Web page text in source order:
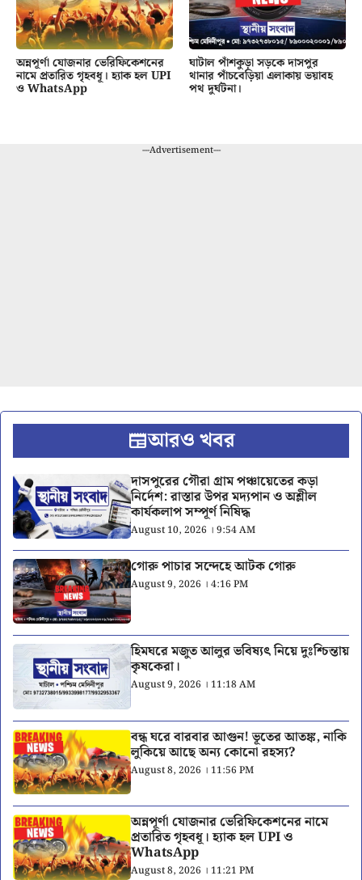
অন্নপূর্ণা যোজনার ভেরিফিকেশনের
নামে প্রতারিত গৃহবধূ। হ্যাক হল UPI
ও WhatsApp
ঘাটাল পাঁশকুড়া সড়কে দাসপুর
থানার পাঁচবেড়িয়া এলাকায় ভয়াবহ
পথ দুর্ঘটনা।
---Advertisement---
আরও খবর
দাসপুরের গৌরা গ্রাম পঞ্চায়েতের কড়া
নির্দেশ: রাস্তার উপর মদ্যপান ও অশ্লীল
কার্যকলাপ সম্পূর্ণ নিষিদ্ধ
August 10, 2026 । 9:54 AM
গোরু পাচার সন্দেহে আটক গোরু
August 9, 2026 । 4:16 PM
হিমঘরে মজুত আলুর ভবিষ্যৎ নিয়ে দুঃশ্চিন্তায়
কৃষকেরা।
August 9, 2026 । 11:18 AM
বন্ধ ঘরে বারবার আগুন! ভূতের আতঙ্ক, নাকি
লুকিয়ে আছে অন্য কোনো রহস্য?
August 8, 2026 । 11:56 PM
অন্নপূর্ণা যোজনার ভেরিফিকেশনের নামে
প্রতারিত গৃহবধূ। হ্যাক হল UPI ও
WhatsApp
August 8, 2026 । 11:21 PM